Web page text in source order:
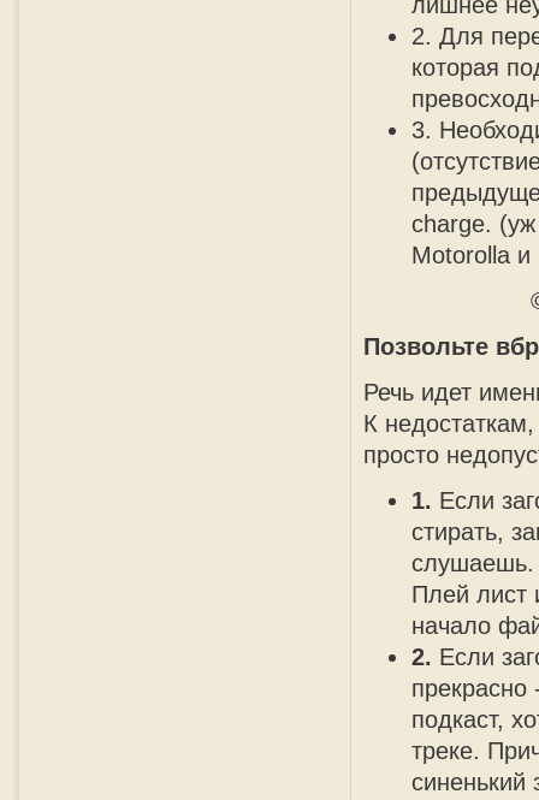
2. Для
которая
3.
charge.
Motorolla и
Позвольте
Речь идет
К
просто
1. Если
стирать,
слушаешь.
Плей лист
начало
2. Если
прекрасно
подкаст,
треке.
синенький